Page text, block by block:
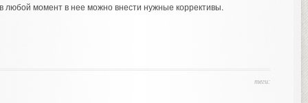
любой момент в нее можно внести нужные коррективы.
теги: